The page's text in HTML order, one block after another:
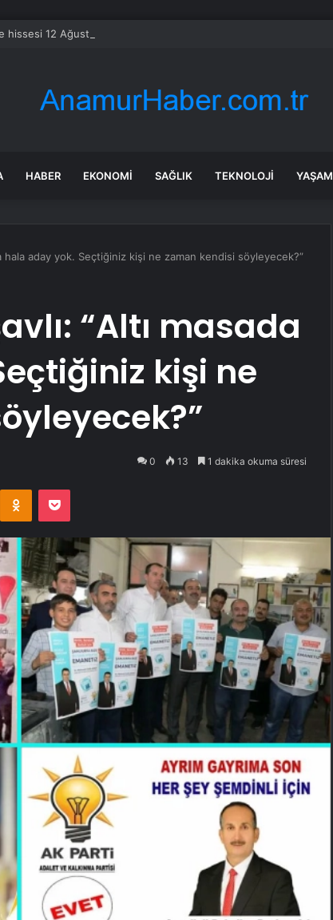
hissesi 12 Ağustos’taki kazanç raporuyla %10 hareket edebilir
HABER EKONOMI SAĞLIK TEKNOLOJI YAŞAM
hala aday yok. Seçtiğiniz kişi ne zaman kendisi söyleyecek?”
“Altı masada
kişi ne
0 13 1 dakika okuma süresi
Odnoklassniki
Pocket